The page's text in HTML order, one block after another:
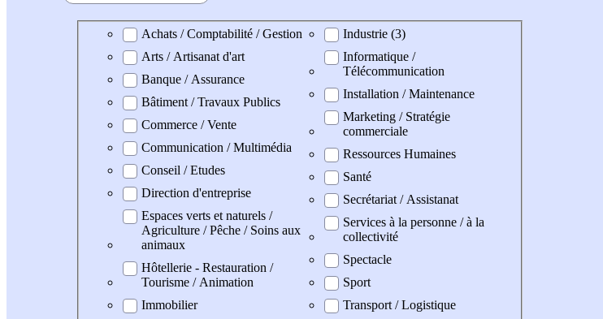
Domaine professionel
Achats / Comptabilité / Gestion
Arts / Artisanat d'art
Banque / Assurance
Bâtiment / Travaux Publics
Commerce / Vente
Communication / Multimédia
Conseil / Etudes
Direction d'entreprise
Espaces verts et naturels /
Agriculture / Pêche / Soins aux
animaux
Hôtellerie - Restauration /
Tourisme / Animation
Immobilier
Industrie (3)
Informatique /
Télécommunication
Installation / Maintenance
Marketing / Stratégie
commerciale
Ressources Humaines
Santé
Secrétariat / Assistanat
Services à la personne / à la
collectivité
Spectacle
Sport
Transport / Logistique